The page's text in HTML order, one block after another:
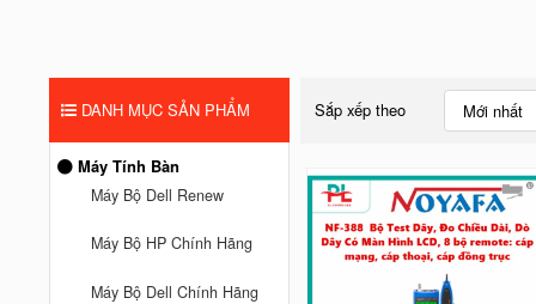
DANH MỤC SẢN PHẨM
Máy Tính Bàn
Máy Bộ Dell Renew
Máy Bộ HP Chính Hãng
Máy Bộ Dell Chính Hãng
Sắp xếp theo Mới nhất